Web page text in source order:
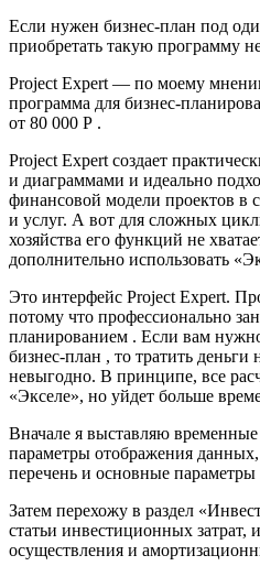
Если нужен бизнес-план под
приобретать такую программу
Project Expert — по моему
программа для бизнес-
от 80 000 Р .
Project Expert создает
и диаграммами и идеально
финансовой модели проектов в
и услуг. А вот для сложных
хозяйства его функций не
дополнительно использовать
Это интерфейс Project Expert.
потому что профессионально
планированием . Если вам
бизнес-план , то тратить
невыгодно. В принципе, все
«Экселе», но уйдет больше
Вначале я выставляю
параметры отображения
перечень и основные параметры
Затем перехожу в раздел
статьи инвестиционных затрат,
осуществления и